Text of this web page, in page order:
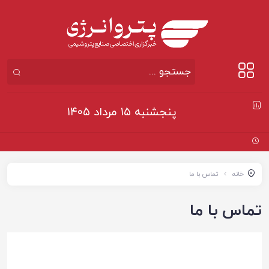
پنجشنبه ۱۵ مرداد ۱۴۰۵
خانه تماس با ما
تماس با ما